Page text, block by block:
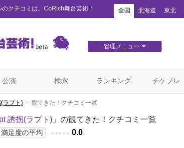
クチコミは、CoRich舞台芸術！ 全国 北海道 東北
管理メニュー
公演 検索 ランキング チケプレ
ラプト) 観てきた！クチコミ一覧
誘拐(ラプト) 」の観てきた！クチコミ一覧
満足度の平均 ★ ★ ★ ★ ★ 0.0